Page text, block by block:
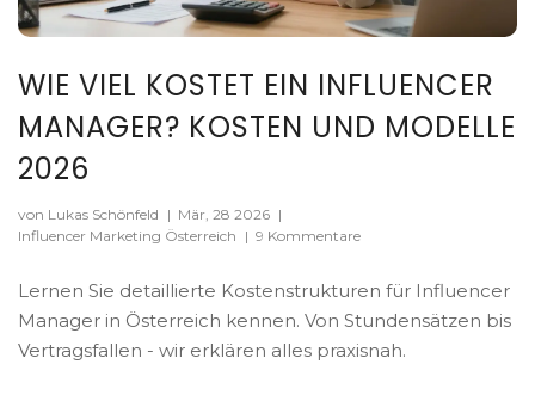
WIE VIEL KOSTET EIN INFLUENCER
MANAGER? KOSTEN UND MODELLE
2026
von Lukas Schönfeld | Mär, 28 2026 |
Influencer Marketing Österreich | 9 Kommentare
Lernen Sie detaillierte Kostenstrukturen für Influencer
Manager in Österreich kennen. Von Stundensätzen bis
Vertragsfallen - wir erklären alles praxisnah.